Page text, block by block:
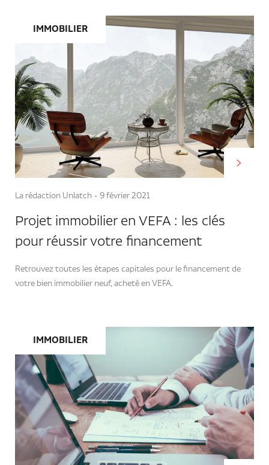
IMMOBILIER
La rédaction Unlatch 9 février 2021
Projet immobilier en VEFA : les clés
pour réussir votre financement
Retrouvez toutes les étapes capitales pour le financement de
votre bien immobilier neuf, acheté en VEFA.
IMMOBILIER